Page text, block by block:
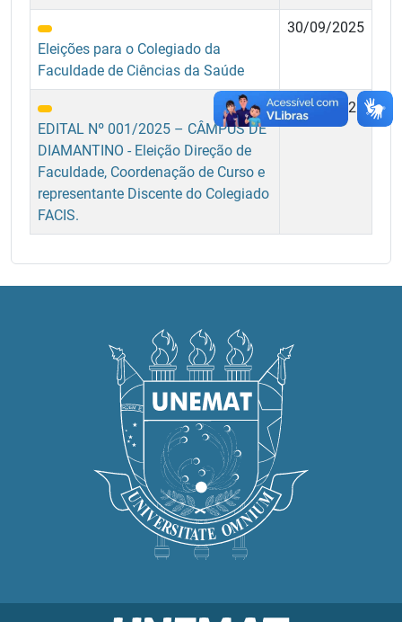
Eleições para o Colegiado da
Faculdade de Ciências da Saúde
30/09/2025
EDITAL Nº 001/2025 – CÂMPUS DE
DIAMANTINO - Eleição Direção de
Faculdade, Coordenação de Curso e
representante Discente do Colegiado
FACIS.
10/06/2025